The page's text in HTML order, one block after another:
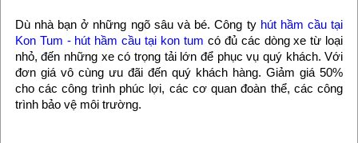
Dù nhà bạn ở những ngõ sâu và bé. Công ty hút hầm cầu tại
Kon Tum - hút hầm cầu tại kon tum có đủ các dòng xe từ loại
nhỏ, đến những xe có trọng tải lớn để phục vụ quý khách. Với
đơn giá vô cùng ưu đãi đến quý khách hàng. Giảm giá 50%
cho các công trình phúc lợi, các cơ quan đoàn thể, các công
trình bảo vệ môi trường.